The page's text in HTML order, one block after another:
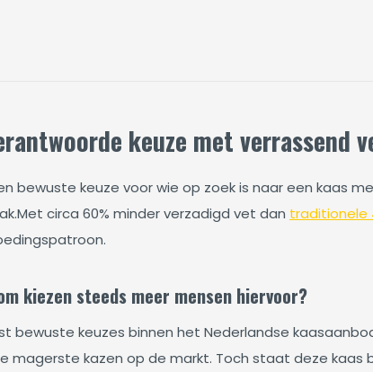
keuze met verrassend
bewuste keuze voor wie op zoek is naar een kaas
Met circa 60% minder verzadigd vet dan traditionele
kiezen steeds meer mensen hiervoor?
bewuste keuzes binnen het Nederlandse
magerste kazen op de markt. Toch staat deze kaas